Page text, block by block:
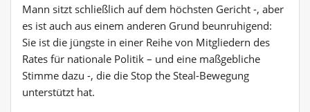
Mann sitzt schließlich auf dem höchsten Gericht -, aber
es ist auch aus einem anderen Grund beunruhigend:
Sie ist die jüngste in einer Reihe von Mitgliedern des
Rates für nationale Politik – und eine maßgebliche
Stimme dazu -, die die Stop the Steal-Bewegung
unterstützt hat.